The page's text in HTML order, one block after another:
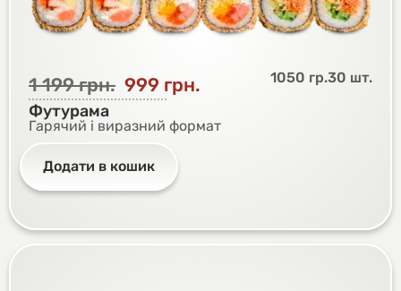
1 199грн. 999 грн. 1050 гр.30 шт.
Футурама
Гарячий і виразний формат
Додати в кошик